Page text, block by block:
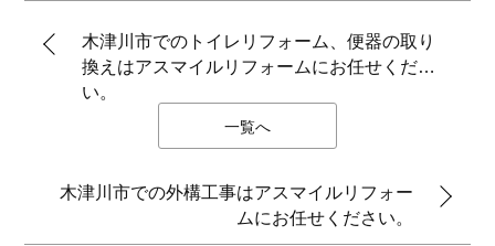
木津川市でのトイレリフォーム、便器の取り
換えはアスマイルリフォームにお任せくださ
い。
一覧へ
木津川市での外構工事はアスマイルリフォー
ムにお任せください。